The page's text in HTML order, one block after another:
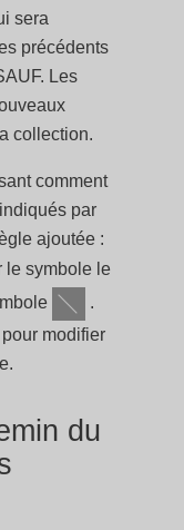
sera
précédents
Les
collection.
comment
par
ajoutée :
le symbole le
.
modifier
du